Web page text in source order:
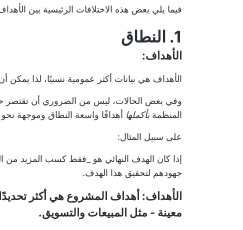
فيما يلي بعض هذه الاختلافات الرئيسية بين
1. النطاق
الأهداف:
الأهداف هي بيانات أكثر عمومية نسبيًا، لذا يمكن
وفي بعض الحالات، ليس من الضروري أن تقتصر
المنظمة بأكملها أهدافًا واسعة النطاق وموجهة نحو
على سبيل المثال:
إذا كان الهدف النهائي هو _فقط كسب المزيد من
جهودهم لتحقيق هذا الهدف.
الأهداف: أهداف المشروع هي أكثر
معينة - مثل المبيعات والتسويق.